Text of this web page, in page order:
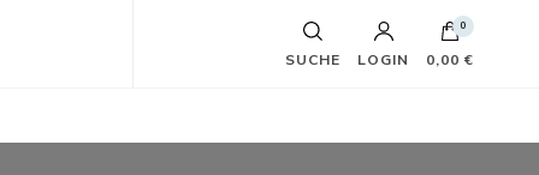
SUCHE LOGIN
0
0,00 €